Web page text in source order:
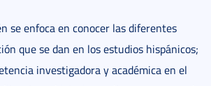
se enfoca en conocer las diferentes
que se dan en los estudios hispánicos;
investigadora y académica en el